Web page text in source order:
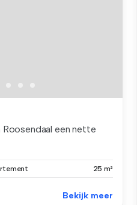
Roosendaal een nette
25 m²
Bekijk meer